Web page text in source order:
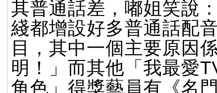
其普通話差，嘟姐笑說
綫都增設好多普通話配
目，其中一個主要原因
明！」而其他「我最愛
角色」得獎藝員有《名